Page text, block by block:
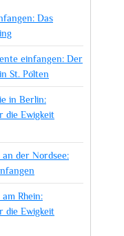
Das
einfangen: Der
St. Pölten
in Berlin:
die Ewigkeit
der Nordsee:
Rhein:
die Ewigkeit